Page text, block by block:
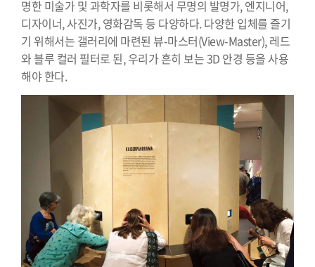
명한 미술가 및 과학자를 비롯해서 무명의 발명가, 엔지니어,
디자이너, 사진가, 영화감독 등 다양하다. 다양한 입체를 즐기
기 위해서는 갤러리에 마련된 뷰-마스터(View-Master), 레드
와 블루 컬러 필터로 된, 우리가 흔히 보는 3D 안경 등을 사용
해야 한다.